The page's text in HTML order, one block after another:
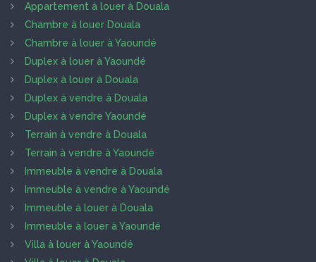
Appartement à louer à Douala
Chambre à louer Douala
Chambre à louer à Yaoundé
Duplex à louer à Yaoundé
Duplex à louer à Douala
Duplex à vendre à Douala
Duplex à vendre Yaoundé
Terrain à vendre à Douala
Terrain à vendre à Yaoundé
Immeuble à vendre à Douala
Immeuble à vendre à Yaoundé
Immeuble à louer à Douala
Immeuble à louer à Yaoundé
Villa à louer à Yaoundé